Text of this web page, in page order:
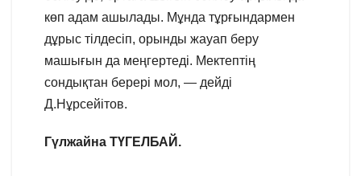
көп адам ашылады. Мұнда тұрғындармен
дұрыс тілдесіп, орынды жауап беру
машығын да меңгертеді. Мектептің
сондықтан берері мол, — дейді
Д.Нұрсейітов.
Гүлжайна ТҮГЕЛБАЙ.